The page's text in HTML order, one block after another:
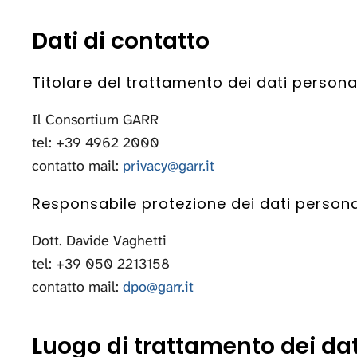
Dati di contatto
Titolare del trattamento dei dati
Il Consortium GARR
tel: +39 4962 2000
contatto mail: privacy@garr.it
Responsabile protezione dei dati
Dott. Davide Vaghetti
tel: +39 050 2213158
contatto mail: dpo@garr.it
Luogo di trattamento dei